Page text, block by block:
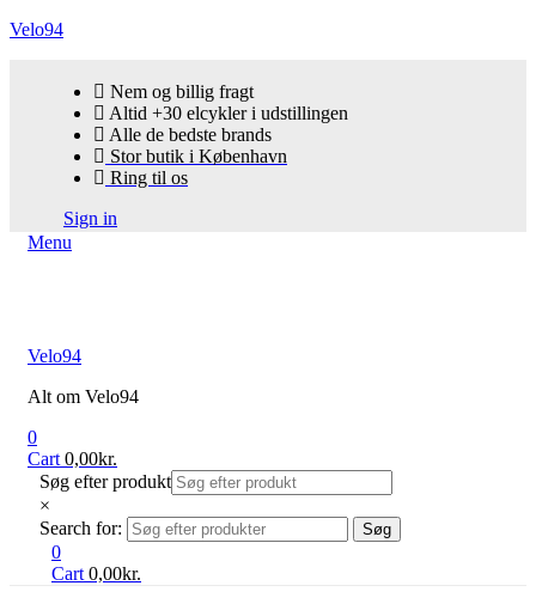
Velo94
Nem og billig fragt
Altid +30 elcykler i udstillingen
Alle de bedste brands
Stor butik i København
Ring til os
Sign in
Menu
Velo94
Alt om Velo94
0
Cart 0,00kr.
Søg efter produkt
×
Search for:
Søg
0
Cart 0,00kr.